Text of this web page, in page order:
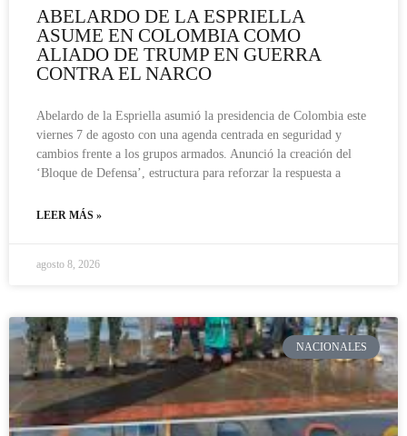
ABELARDO DE LA ESPRIELLA
ASUME EN COLOMBIA COMO
ALIADO DE TRUMP EN GUERRA
CONTRA EL NARCO
Abelardo de la Espriella asumió la presidencia de Colombia este
viernes 7 de agosto con una agenda centrada en seguridad y
cambios frente a los grupos armados. Anunció la creación del
‘Bloque de Defensa’, estructura para reforzar la respuesta a
LEER MÁS »
agosto 8, 2026
NACIONALES